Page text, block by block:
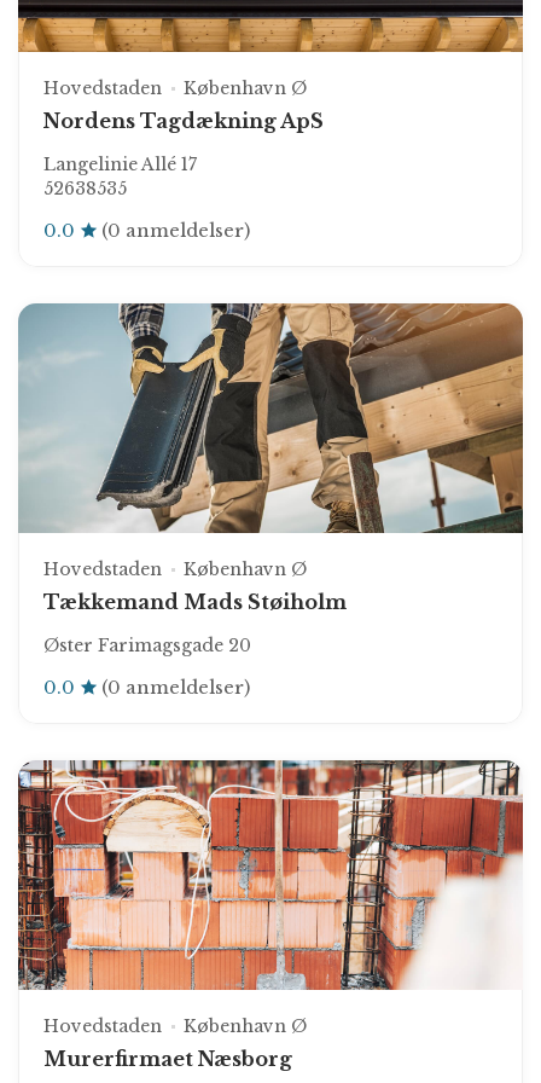
Hovedstaden København Ø
Nordens Tagdækning ApS
Langelinie Allé 17
52638535
0.0 (0 anmeldelser)
Hovedstaden København Ø
Tækkemand Mads Støiholm
Øster Farimagsgade 20
0.0 (0 anmeldelser)
Hovedstaden København Ø
Murerfirmaet Næsborg